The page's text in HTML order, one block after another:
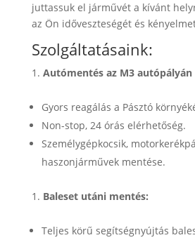
juttassuk el járművét a kívánt
az Ön időveszteségét és
Szolgáltatásaink:
Autómentés az M3 autópályán
Gyors reagálás a Pásztó
Non-stop, 24 órás elérhetőség.
Személygépkocsik,
haszonjárművek mentése.
Baleset utáni mentés:
Teljes körű segítségnyújtás